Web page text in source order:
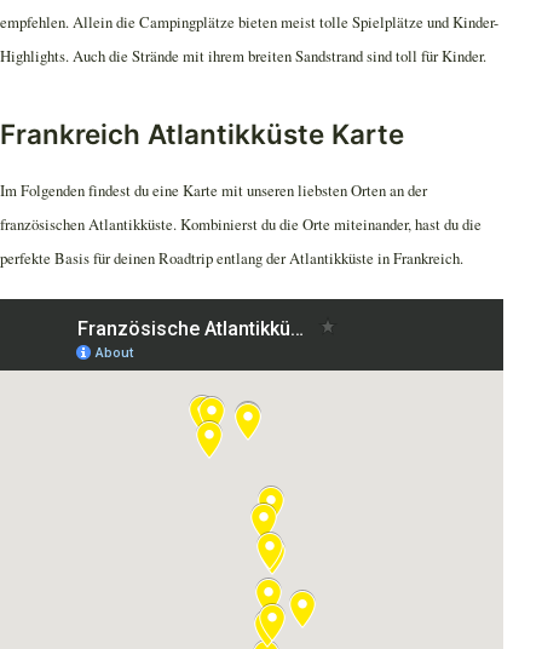
empfehlen. Allein die Campingplätze bieten meist tolle Spielplätze und Kinder-
Highlights. Auch die Strände mit ihrem breiten Sandstrand sind toll für Kinder.
Frankreich Atlantikküste Karte
Im Folgenden findest du eine Karte mit unseren liebsten Orten an der
französischen Atlantikküste. Kombinierst du die Orte miteinander, hast du die
perfekte Basis für deinen Roadtrip entlang der Atlantikküste in Frankreich.